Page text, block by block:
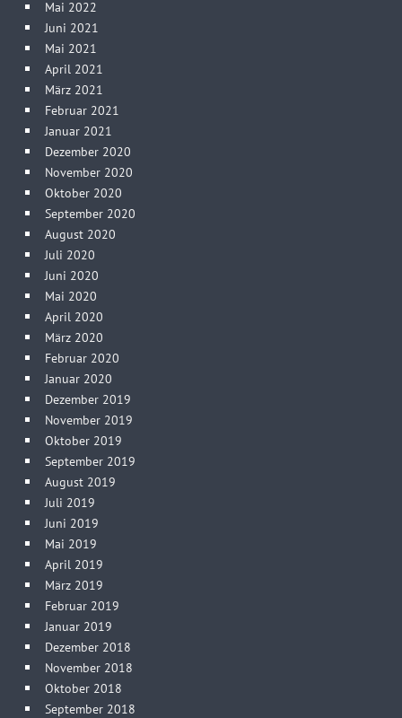
Mai 2022
Juni 2021
Mai 2021
April 2021
März 2021
Februar 2021
Januar 2021
Dezember 2020
November 2020
Oktober 2020
September 2020
August 2020
Juli 2020
Juni 2020
Mai 2020
April 2020
März 2020
Februar 2020
Januar 2020
Dezember 2019
November 2019
Oktober 2019
September 2019
August 2019
Juli 2019
Juni 2019
Mai 2019
April 2019
März 2019
Februar 2019
Januar 2019
Dezember 2018
November 2018
Oktober 2018
September 2018